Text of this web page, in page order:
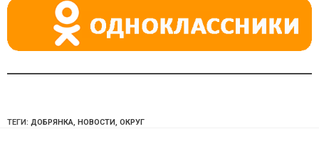
ki
ТЕГИ: ДОБРЯНКА, НОВОСТИ, ОКРУГ